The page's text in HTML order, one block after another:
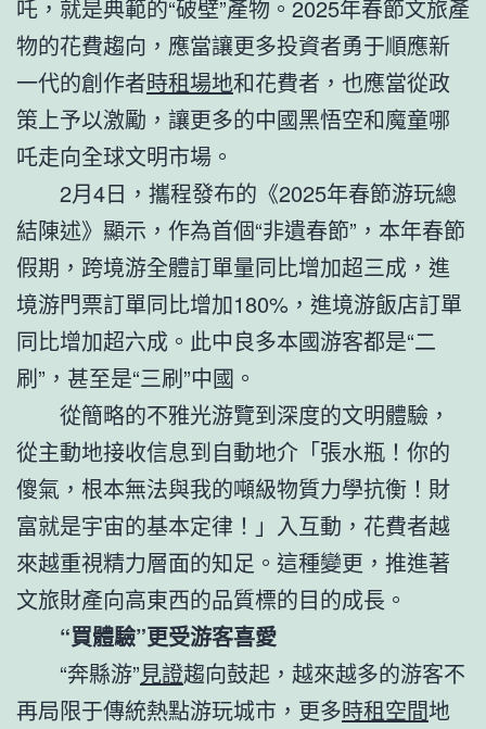
吒，就是典範的“破壁”產物。2025年春節文旅產
物的花費趨向，應當讓更多投資者勇于順應新
一代的創作者時租場地和花費者，也應當從政
策上予以激勵，讓更多的中國黑悟空和魔童哪
吒走向全球文明市場。
2月4日，攜程發布的《2025年春節游玩總
結陳述》顯示，作為首個“非遺春節”，本年春節
假期，跨境游全體訂單量同比增加超三成，進
境游門票訂單同比增加180%，進境游飯店訂單
同比增加超六成。此中良多本國游客都是“二
刷”，甚至是“三刷”中國。
從簡略的不雅光游覽到深度的文明體驗，
從主動地接收信息到自動地介「張水瓶！你的
傻氣，根本無法與我的噸級物質力學抗衡！財
富就是宇宙的基本定律！」入互動，花費者越
來越重視精力層面的知足。這種變更，推進著
文旅財產向高東西的品質標的目的成長。
“買體驗”更受游客喜愛
“奔縣游”見證趨向鼓起，越來越多的游客不
再局限于傳統熱點游玩城市，更多時租空間地